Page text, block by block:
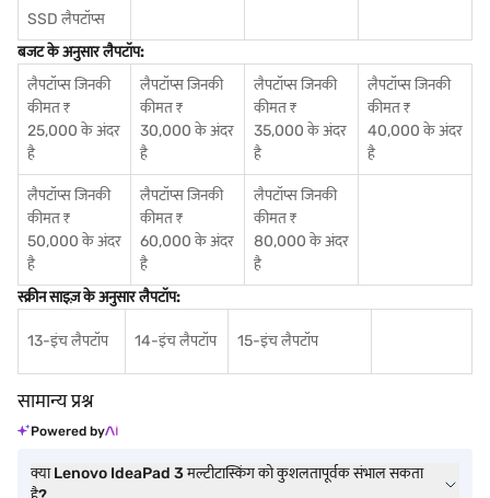
SSD लैपटॉप्स
बजट के अनुसार लैपटॉप:
लैपटॉप्स जिनकी
कीमत ₹
25,000 के अंदर
है
लैपटॉप्स जिनकी
कीमत ₹
30,000 के अंदर
है
लैपटॉप्स जिनकी
कीमत ₹
35,000 के अंदर
है
लैपटॉप्स जिनकी
कीमत ₹
40,000 के अंदर
है
लैपटॉप्स जिनकी
कीमत ₹
50,000 के अंदर
है
लैपटॉप्स जिनकी
कीमत ₹
60,000 के अंदर
है
लैपटॉप्स जिनकी
कीमत ₹
80,000 के अंदर
है
स्क्रीन साइज़ के अनुसार लैपटॉप:
13-इंच लैपटॉप 14-इंच लैपटॉप 15-इंच लैपटॉप
सामान्य प्रश्न
Powered by
क्या Lenovo IdeaPad 3 मल्टीटास्किंग को कुशलतापूर्वक संभाल सकता